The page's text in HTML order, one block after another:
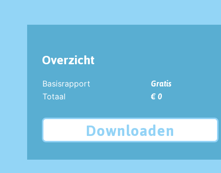
Overzicht
Basisrapport
Gratis
Totaal
€ 0
Downloaden